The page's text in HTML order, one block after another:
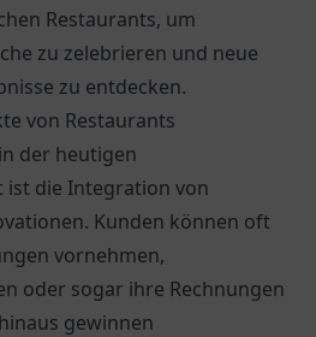
Restaurants, um
zu zelebrieren und neue
zu entdecken.
von Restaurants
der heutigen
ist die Integration von
Kunden können oft
vornehmen,
oder sogar ihre Rechnungen
gewinnen